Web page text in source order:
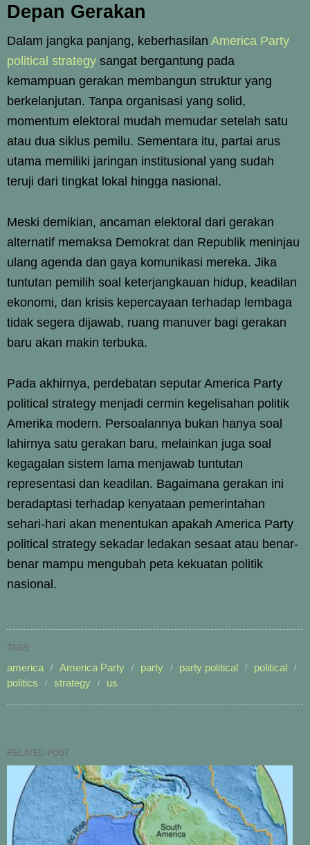
Depan Gerakan
Dalam jangka panjang, keberhasilan America Party
political strategy sangat bergantung pada
kemampuan gerakan membangun struktur yang
berkelanjutan. Tanpa organisasi yang solid,
momentum elektoral mudah memudar setelah satu
atau dua siklus pemilu. Sementara itu, partai arus
utama memiliki jaringan institusional yang sudah
teruji dari tingkat lokal hingga nasional.
Meski demikian, ancaman elektoral dari gerakan
alternatif memaksa Demokrat dan Republik meninjau
ulang agenda dan gaya komunikasi mereka. Jika
tuntutan pemilih soal keterjangkauan hidup, keadilan
ekonomi, dan krisis kepercayaan terhadap lembaga
tidak segera dijawab, ruang manuver bagi gerakan
baru akan makin terbuka.
Pada akhirnya, perdebatan seputar America Party
political strategy menjadi cermin kegelisahan politik
Amerika modern. Persoalannya bukan hanya soal
lahirnya satu gerakan baru, melainkan juga soal
kegagalan sistem lama menjawab tuntutan
representasi dan keadilan. Bagaimana gerakan ini
beradaptasi terhadap kenyataan pemerintahan
sehari-hari akan menentukan apakah America Party
political strategy sekadar ledakan sesaat atau benar-
benar mampu mengubah peta kekuatan politik
nasional.
TAGS:
america America Party party party political
political
politics
strategy us
RELATED POST